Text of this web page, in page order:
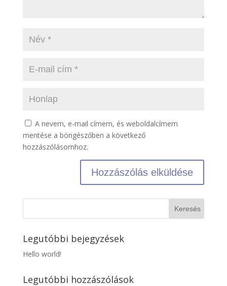
A nevem, e-mail címem, és weboldalcímem
mentése a böngészőben a következő
hozzászólásomhoz.
Legutóbbi bejegyzések
Hello world!
Legutóbbi hozzászólások